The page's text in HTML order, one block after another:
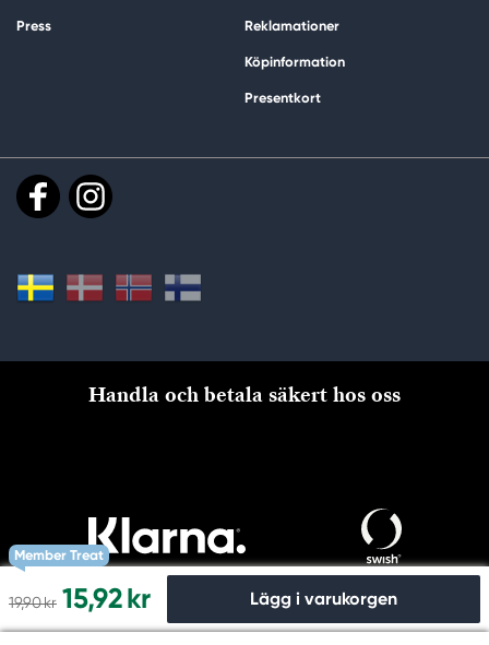
Member Treat
19,90 kr 15,92 kr Lägg i varukorgen
Press Reklamationer
Köpinformation
Presentkort
Handla och betala säkert hos oss